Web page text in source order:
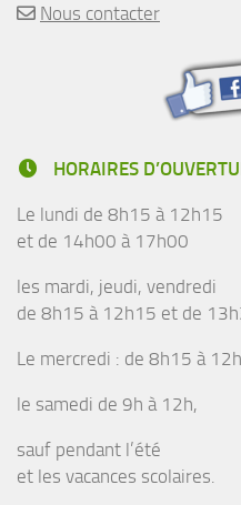
Nous contacter
HORAIRES
Le lundi de 8h15 à 12h15
et de 14h00 à 17h00
les mardi, jeudi, vendredi
de 8h15 à 12h15 et de
Le mercredi : de 8h15 à
le samedi de 9h à 12h,
sauf pendant l’été
et les vacances scolaires.